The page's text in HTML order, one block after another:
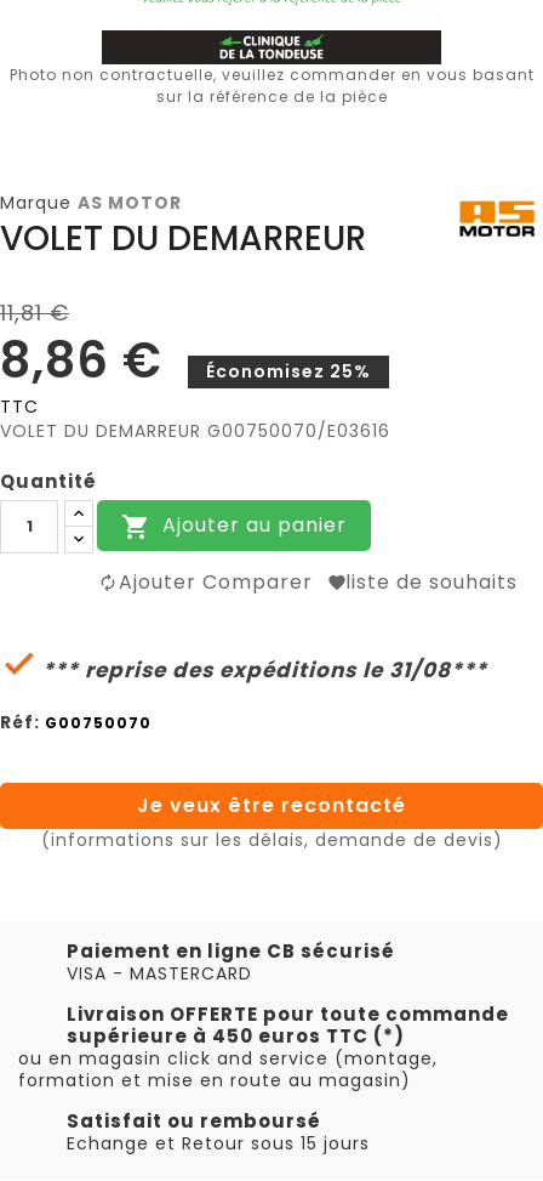
Photo non contractuelle, veuillez commander en vous basant
sur la référence de la pièce
Marque AS MOTOR
VOLET DU DEMARREUR
11,81 €
8,86 €
Économisez 25%
TTC
VOLET DU DEMARREUR G00750070/E03616
Quantité
 Ajouter au panier
Ajouter Comparer liste de souhaits
 *** reprise des expéditions le 31/08***
Réf: G00750070
Je veux être recontacté
(informations sur les délais, demande de devis)
Paiement en ligne CB sécurisé
VISA - MASTERCARD
Livraison OFFERTE pour toute commande
supérieure à 450 euros TTC (*)
ou en magasin click and service (montage,
formation et mise en route au magasin)
Satisfait ou remboursé
Echange et Retour sous 15 jours